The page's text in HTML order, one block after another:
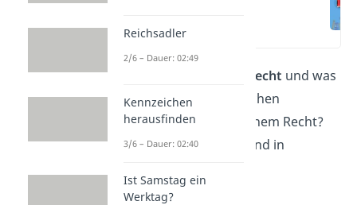
Was ist das öffentliche Recht und was
ist der Unterschied zwischen
Privatrecht und öffentlichem Recht?
All das erfährst du hier und in
Reichsadler
2/6 – Dauer: 02:49
Kennzeichen
herausfinden
3/6 – Dauer: 02:40
Ist Samstag ein
Werktag?